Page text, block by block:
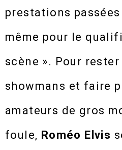
prestations
même pour le
scène ». Pour
showmans et faire
amateurs de gros
foule, Roméo Elvis